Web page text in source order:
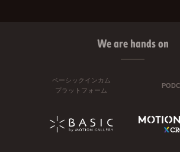
We are hands on
ベーシックインカム
プラットフォーム